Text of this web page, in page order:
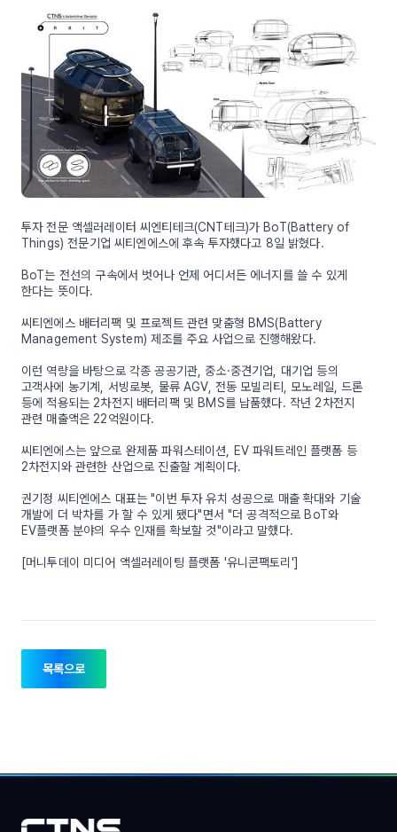
투자 전문 액셀러레이터 씨엔티테크(CNT테크)가 BoT(Battery of
Things) 전문기업 씨티엔에스에 후속 투자했다고 8일 밝혔다.
BoT는 전선의 구속에서 벗어나 언제 어디서든 에너지를 쓸 수 있게
한다는 뜻이다.
씨티엔에스 배터리팩 및 프로젝트 관련 맞춤형 BMS(Battery
Management System) 제조를 주요 사업으로 진행해왔다.
이런 역량을 바탕으로 각종 공공기관, 중소·중견기업, 대기업 등의
고객사에 농기계, 서빙로봇, 물류 AGV, 전동 모빌리티, 모노레일, 드론
등에 적용되는 2차전지 배터리팩 및 BMS를 납품했다. 작년 2차전지
관련 매출액은 22억원이다.
씨티엔에스는 앞으로 완제품 파워스테이션, EV 파워트레인 플랫폼 등
2차전지와 관련한 산업으로 진출할 계획이다.
권기정 씨티엔에스 대표는 "이번 투자 유치 성공으로 매출 확대와 기술
개발에 더 박차를 가 할 수 있게 됐다"면서 "더 공격적으로 BoT와
EV플랫폼 분야의 우수 인재를 확보할 것"이라고 말했다.
[머니투데이 미디어 액셀러레이팅 플랫폼 '유니콘팩토리']
목록으로